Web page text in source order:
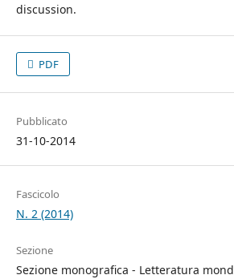
discussion.
PDF
Pubblicato
31-10-2014
Fascicolo
N. 2 (2014)
Sezione
Sezione monografica - Letteratura